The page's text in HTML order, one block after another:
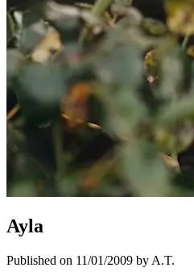
Ayla
Published on 11/01/2009 by A.T.